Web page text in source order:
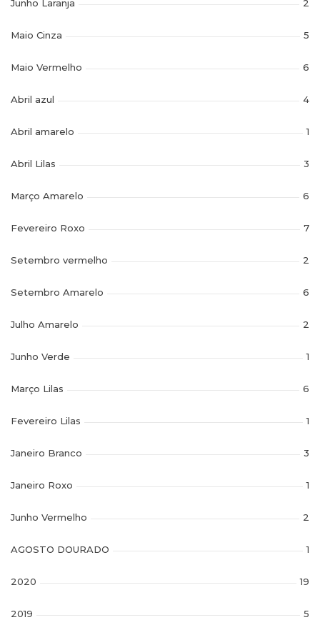
Junho Laranja 2
Maio Cinza 5
Maio Vermelho 6
Abril azul 4
Abril amarelo 1
Abril Lilas 3
Março Amarelo 6
Fevereiro Roxo 7
Setembro vermelho 2
Setembro Amarelo 6
Julho Amarelo 2
Junho Verde 1
Março Lilas 6
Fevereiro Lilas 1
Janeiro Branco 3
Janeiro Roxo 1
Junho Vermelho 2
AGOSTO DOURADO 1
2020 19
2019 5